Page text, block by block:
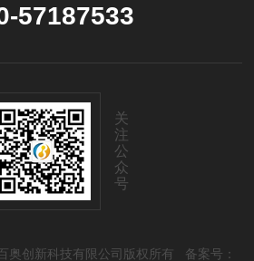
57187533
关
注
公
众
号
奥创新科技有限公司版权所有 备案号：